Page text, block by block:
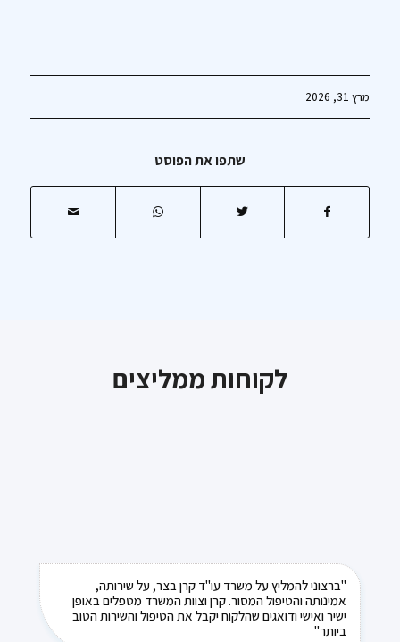
מרץ 31, 2026
שתפו את הפוסט
לקוחות ממליצים
"ברצוני להמליץ על משרד עו"ד קרן בצר, על שירותה,
אמינותה והטיפול המסור. קרן וצוות המשרד מטפלים באופן
ישיר ואישי ודואגים שהלקוח יקבל את הטיפול והשירות הטוב
ביותר"